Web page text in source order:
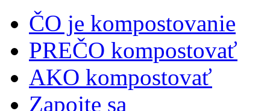
ČO je kompostovanie
PREČO kompostovať
AKO kompostovať
Zapojte sa